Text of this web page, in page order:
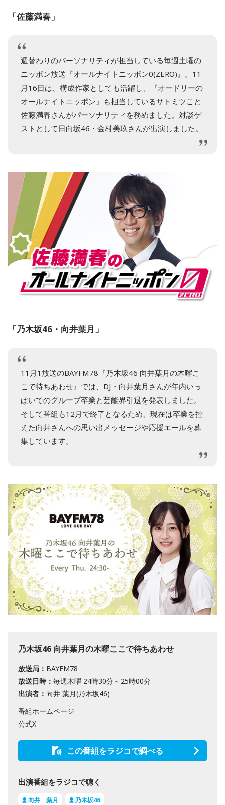
「佐藤満春」
週替わりのパーソナリティが担当している毎週土曜の
ニッポン放送『オールナイトニッポン0(ZERO)』。11
月16日は、構成作家としても活躍し、『オードリーの
オールナイトニッポン』も担当しているサトミツこと
佐藤満春さんがパーソナリティを務めました。対談ゲ
ストとして日向坂46・金村美玖さんが出演しました。
「乃木坂46・向井葉月」
11月1放送のBAYFM78『乃木坂46 向井葉月の木曜こ
こで待ちあわせ』では、DJ・向井葉月さんが年内いっ
ぱいでのグループ卒業と芸能界引退を発表しました。
そして番組も12月で終了となるため、現在は卒業を控
えた向井さんへの思い出メッセージや応援エールを募
集しています。
乃木坂46 向井葉月の木曜ここで待ちあわせ
放送局： BAYFM78
放送日時： 毎週木曜 24時30分～25時00分
出演者： 向井 葉月(乃木坂46)
番組ホームページ
公式X
この番組をラジコで調べる
出演番組をラジコで聴く
向井 葉月 乃木坂46